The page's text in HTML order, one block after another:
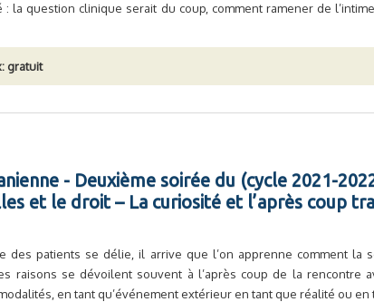
: la question clinique serait du coup, comment ramener de
gratuit
- Deuxième soirée du (cycle 2021-
et le droit – La curiosité et l’après coup
des patients se délie, il arrive que l’on apprenne comment la
raisons se dévoilent souvent à l’après coup de la rencontre
en tant qu’événement extérieur en tant que réalité ou en